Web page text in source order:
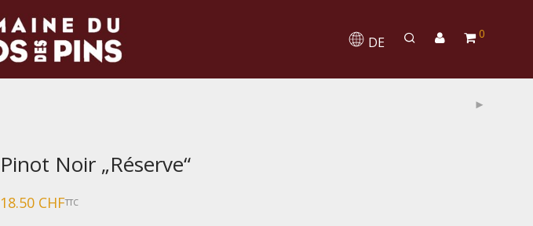
DE
0
Pinot Noir „Réserve“
18.50 CHFTTC